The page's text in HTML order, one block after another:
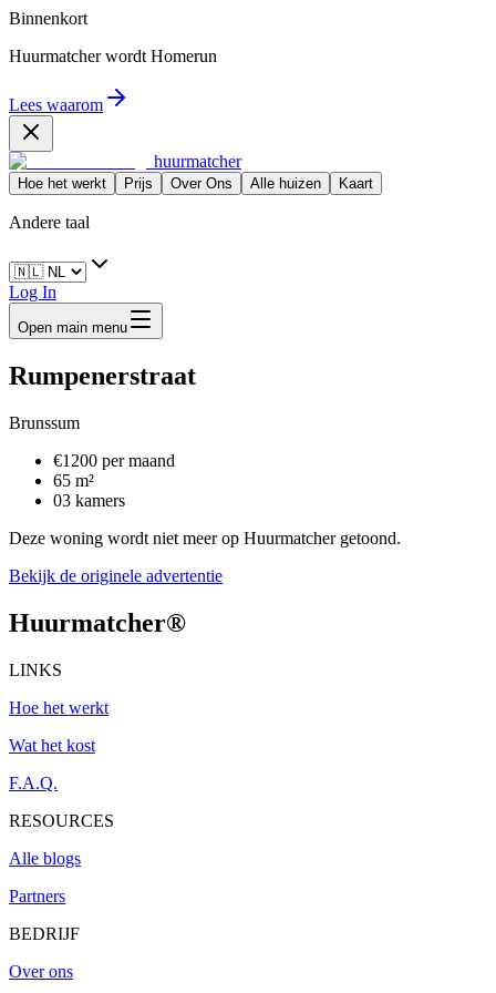
Binnenkort
Huurmatcher wordt Homerun
Lees waarom
huurmatcher
Hoe het werkt Prijs Over Ons Alle huizen Kaart
Andere taal
Log In
Open main menu
Rumpenerstraat
Brunssum
€1200 per maand
65 m²
03 kamers
Deze woning wordt niet meer op Huurmatcher getoond.
Bekijk de originele advertentie
Huurmatcher®
LINKS
Hoe het werkt
Wat het kost
F.A.Q.
RESOURCES
Alle blogs
Partners
BEDRIJF
Over ons